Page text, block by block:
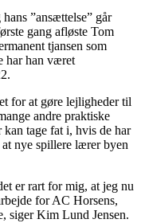
”ansættelse” går
gang afløste Tom
tjansen som
har han været
for at gøre lejligheder til
andre praktiske
kan tage fat i, hvis de har
nye spillere lærer byen
er rart for mig, at jeg nu
for AC Horsens,
siger Kim Lund Jensen.